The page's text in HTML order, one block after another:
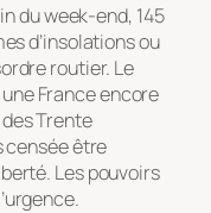
du week-end, 145
d’insolations ou
routier. Le
France encore
Trente
censée être
Les pouvoirs